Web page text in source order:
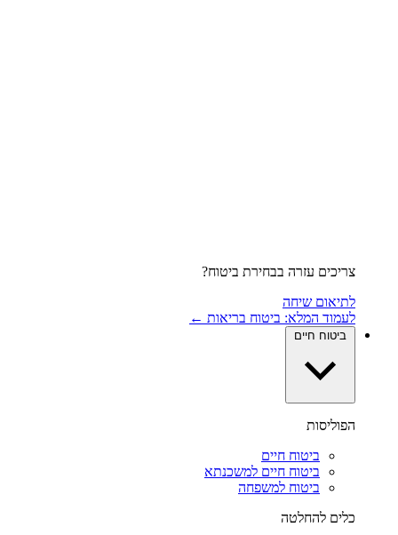
צריכים עזרה בבחירת ביטוח?
לתיאום שיחה
לעמוד המלא: ביטוח בריאות ←
ביטוח חיים
הפוליסות
ביטוח חיים
ביטוח חיים למשכנתא
ביטוח למשפחה
כלים להחלטה